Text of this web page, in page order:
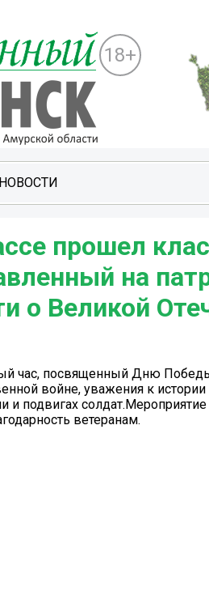
18+
НОВОСТИ
прошел
на
о Великой
час, посвященный Дню
войне, уважения к
и подвигах
ветеранам.